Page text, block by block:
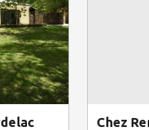
Chez